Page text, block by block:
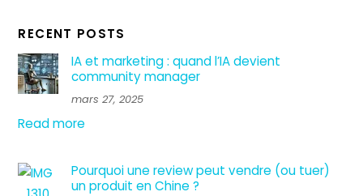
RECENT POSTS
IA et marketing : quand l’IA devient
community manager
mars 27, 2025
Read more
Pourquoi une review peut vendre (ou tuer)
un produit en Chine ?